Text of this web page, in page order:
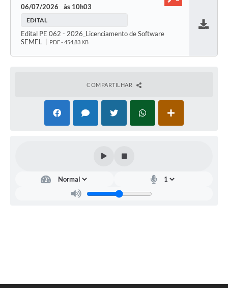
06/07/2026 10h03
EDITAL
Edital PE 062 - 2026_Licenciamento de Software
SEMEL
PDF - 454,83 KB
COMPARTILHAR